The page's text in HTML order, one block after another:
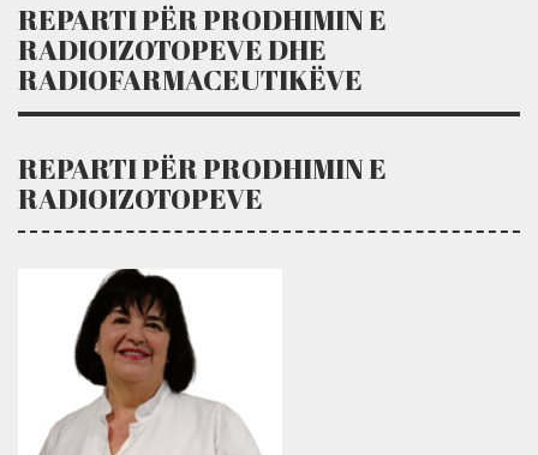
REPARTI PËR PRODHIMIN E
RADIOIZOTOPEVE DHE
RADIOFARMACEUTIKËVE
REPARTI PËR PRODHIMIN E
RADIOIZOTOPEVE